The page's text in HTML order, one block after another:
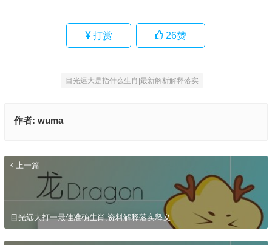
打赏 26赞
目光远大是指什么生肖|最新解析解释落实
作者: wuma
上一篇
目光远大打一最佳准确生肖,资料解释落实释义